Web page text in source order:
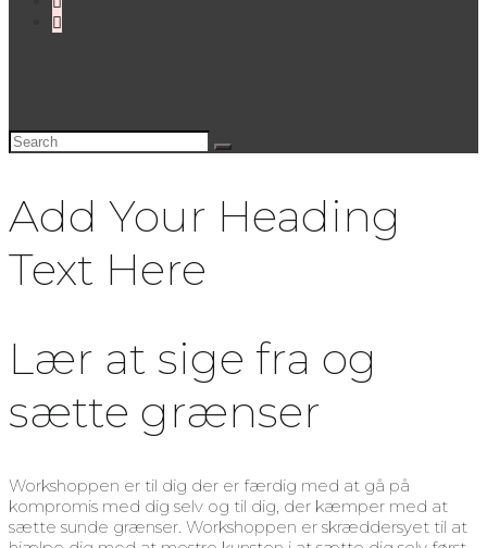
Add Your Heading
Text Here
Lær at sige fra og
sætte grænser
Workshoppen er til dig der er færdig med at gå på
kompromis med dig selv og til dig, der kæmper med at
sætte sunde grænser. Workshoppen er skræddersyet til at